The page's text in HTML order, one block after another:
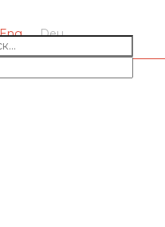
Eng Deu